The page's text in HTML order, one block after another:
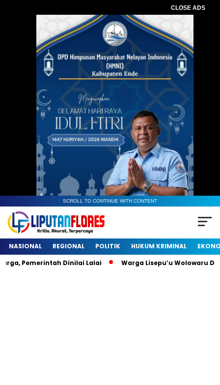
CLOSE ADS
SCROLL TO CONTINUE WITH CONTENT
NASIONAL REGIONAL POLITIK HUKUM KRIMINAL
Pemerintah Dinilai Lalai
Warga Lisepu’u Wolowaru